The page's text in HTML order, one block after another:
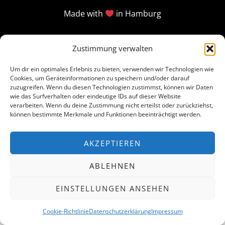
Zustimmung verwalten
Um dir ein optimales Erlebnis zu bieten, verwenden wir Technologien wie
Cookies, um Geräteinformationen zu speichern und/oder darauf
zuzugreifen. Wenn du diesen Technologien zustimmst, können wir Daten
wie das Surfverhalten oder eindeutige IDs auf dieser Website
verarbeiten. Wenn du deine Zustimmung nicht erteilst oder zurückziehst,
können bestimmte Merkmale und Funktionen beeinträchtigt werden.
AKZEPTIEREN
ABLEHNEN
EINSTELLUNGEN ANSEHEN
Cookie-RichtlinieDatenschutzerklärungImpressum
Made with in Hamburg